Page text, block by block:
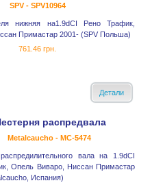
SPV - SPV10964
нижняя на1.9dCI Рено Трафик,
Примастар 2001- (SPV Польша)
761.46 грн.
Детали
распредвала
Metalcaucho - MC-5474
вала на 1.9dCI
Опель Виваро, Ниссан Примастар
Испания)